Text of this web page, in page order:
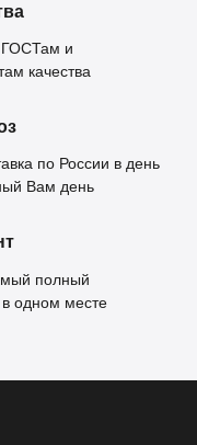
ГОСТам и
качества
по России в день
Вам день
полный
одном месте